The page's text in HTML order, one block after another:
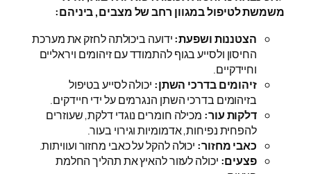
משמשת לטיפול במגוון רחב של מצבים, ביניהם:
הצטננות ושפעת:ידועה ביכולתה לחזק את מערכת
החיסון ולסייע בגוף להתמודד עם זיהומים ויראליים
וחיידקיים.
זיהומים בדרכי השתן: יכולה לסייע בטיפול
בזיהומים בדרכי השתן הנגרמים על ידי חיידקים.
דלקות עור: מכילה חומרים נוגדי דלקת, שעוזרים
להפחית נפיחות, אדמומיות וגירוי בעור.
כאבי מחזור: יכולה להקל על כאבי מחזור ועוויתות.
פצעים: יכולה לעזור להאיץ את תהליך החלמת